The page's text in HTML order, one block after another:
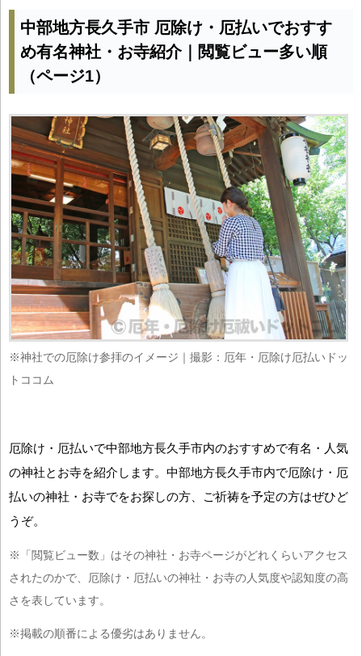
中部地方長久手市 厄除け・厄払いでおすす
め有名神社・お寺紹介｜閲覧ビュー多い順
（ページ1）
※神社での厄除け参拝のイメージ｜撮影：厄年・厄除け厄払いドッ
トココム
厄除け・厄払いで中部地方長久手市内のおすすめで有名・人気
の神社とお寺を紹介します。中部地方長久手市内で厄除け・厄
払いの神社・お寺でをお探しの方、ご祈祷を予定の方はぜひど
うぞ。
※「閲覧ビュー数」はその神社・お寺ページがどれくらいアクセス
されたのかで、厄除け・厄払いの神社・お寺の人気度や認知度の高
さを表しています。
※掲載の順番による優劣はありません。